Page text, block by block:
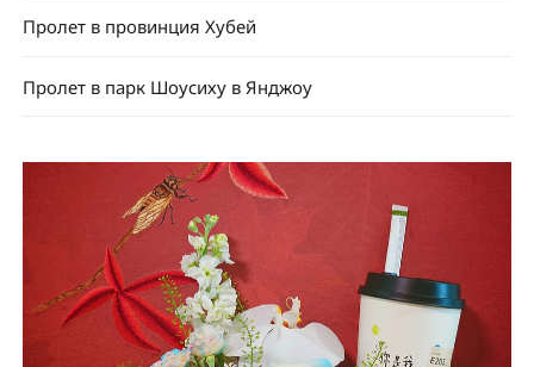
Пролет в провинция Хубей
Пролет в парк Шоусиху в Янджоу